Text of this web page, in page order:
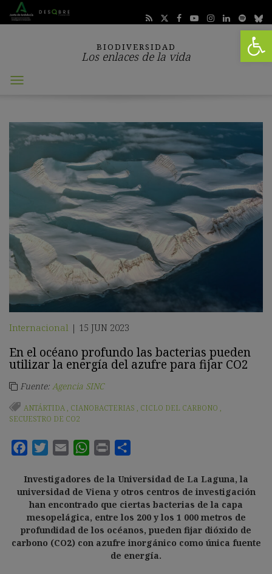
Abrir
BIODIVERSIDAD
Los enlaces de la vida
Abrir
Internacional | 15 JUN 2023
En el océano profundo las bacterias pueden
utilizar la energía del azufre para fijar CO2
Fuente: Agencia SINC
ANTÁRTIDA, CIANOBACTERIAS , CICLO DEL CARBONO ,
SECUESTRO DE CO2
Investigadores de la Universidad de La Laguna, la
universidad de Viena y otros centros de investigación
han encontrado que ciertas bacterias de la capa
mesopelágica, entre los 200 y los 1 000 metros de
profundidad de los océanos, pueden fijar dióxido de
carbono (CO2) con azufre inorgánico como única fuente
de energía.